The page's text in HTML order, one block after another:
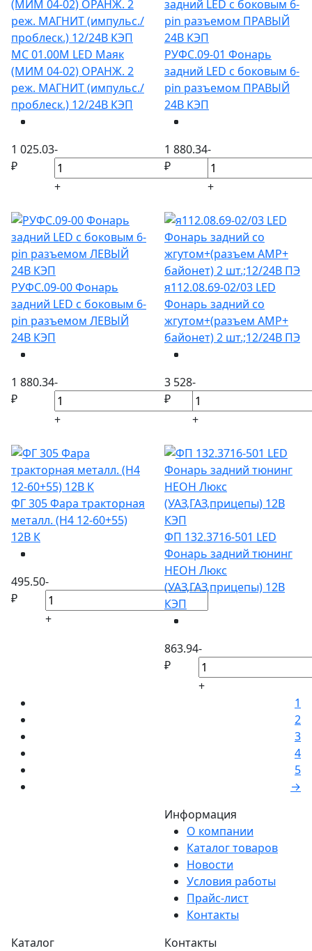
МС 01.00М LED Маяк
(МИМ 04-02) ОРАНЖ. 2
реж. МАГНИТ (импульс./
проблеск.) 12/24В КЭП
1 025.03
₽
-
+
РУФС.09-01 Фонарь
задний LED с боковым 6-
pin разъемом ПРАВЫЙ
24В КЭП
1 880.34
₽
-
+
РУФС.09-00 Фонарь
задний LED с боковым 6-
pin разъемом ЛЕВЫЙ
24В КЭП
1 880.34
₽
-
+
я112.08.69-02/03 LED
Фонарь задний со
жгутом+(разъем АМР+
байонет) 2 шт.;12/24В ПЭ
3 528
₽
-
+
ФГ 305 Фара тракторная
металл. (Н4 12-60+55)
12В К
495.50
₽
-
+
ФП 132.3716-501 LED
Фонарь задний тюнинг
НЕОН Люкс
(УАЗ,ГАЗ,прицепы) 12В
КЭП
863.94
₽
-
+
1
2
3
4
5
→
Информация
О компании
Каталог товаров
Новости
Условия работы
Прайс-лист
Контакты
Каталог
Контакты